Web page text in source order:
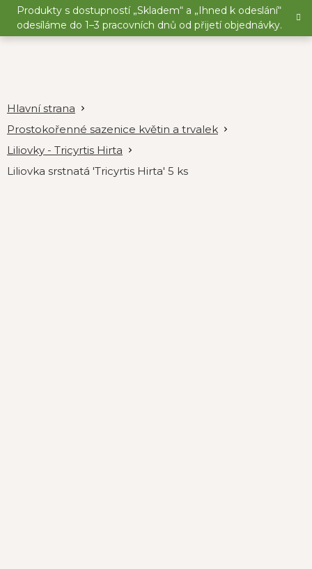
Přejít
obsah
Produkty s dostupností „Skladem“ a „Ihned k odeslání“
odesíláme do 1–3 pracovních dnů od přijetí objednávky.
Prostokořenné sazenice květin a trvalek
Liliovky - Tricyrtis Hirta
Liliovka srstnatá 'Tricyrtis Hirta' 5 ks